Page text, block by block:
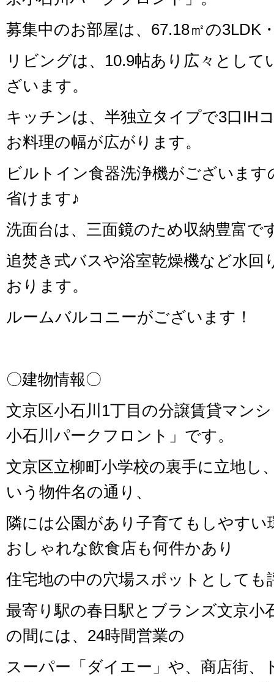
募集中のお部屋は、67.18㎡の3LDK
リビングは、10.9帖あり広々として
ざいます。
キッチンは、半独立タイプで3口IH
お料理の幅が広がります。
ビルトイン食器洗浄機がございま
省けます♪
洗面台は、三面鏡のため収納豊富で
追焚き式バスや浴室乾燥機など水回
おります。
ルームバルコニーがございます！
〇建物情報〇
文京区小石川1丁目の分譲賃貸マン
小石川パークフロント」です。
文京区立柳町小学校の裏手に立地し
いう物件名の通り、
隣には公園があり子育てもしやすい
おしゃれな飲食店も何件かあり
住宅地の中の穴場スポットとしても
最寄り駅の春日駅とブランズ文京小
の間には、24時間営業の
スーパー「ダイエー」や、商店街、